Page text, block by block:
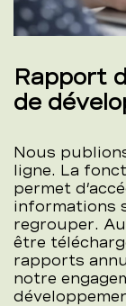
Rapport
de
Nous
ligne. La
permet
informations
regrouper.
être
rapports
notre